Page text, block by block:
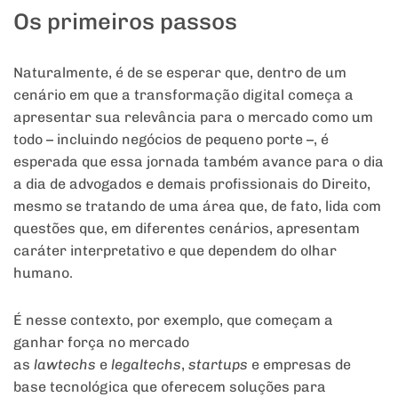
Os primeiros passos
Naturalmente, é de se esperar que, dentro de um
cenário em que a transformação digital começa a
apresentar sua relevância para o mercado como um
todo – incluindo negócios de pequeno porte –, é
esperada que essa jornada também avance para o dia
a dia de advogados e demais profissionais do Direito,
mesmo se tratando de uma área que, de fato, lida com
questões que, em diferentes cenários, apresentam
caráter interpretativo e que dependem do olhar
humano.
É nesse contexto, por exemplo, que começam a
ganhar força no mercado
as lawtechs e legaltechs, startups e empresas de
base tecnológica que oferecem soluções para